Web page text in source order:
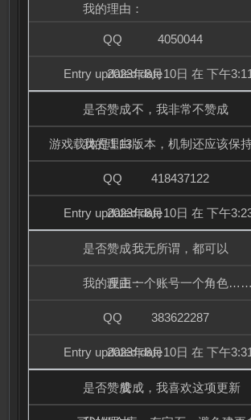
4050044
2023年8月10日 在 下午3:11
不，我非常不赞成
游戏载体是1.13版本，机制还应该保
418437122
2023年8月10日 在 下午
我无所谓，都可以
反正一个账号一个角色……
383622287
2023年8月10日 在 下午3:31
赞成，我喜欢这项更新